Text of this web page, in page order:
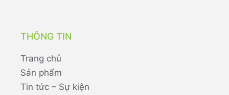
THÔNG TIN
Trang chủ
Sản phẩm
Tin tức – Sự kiện